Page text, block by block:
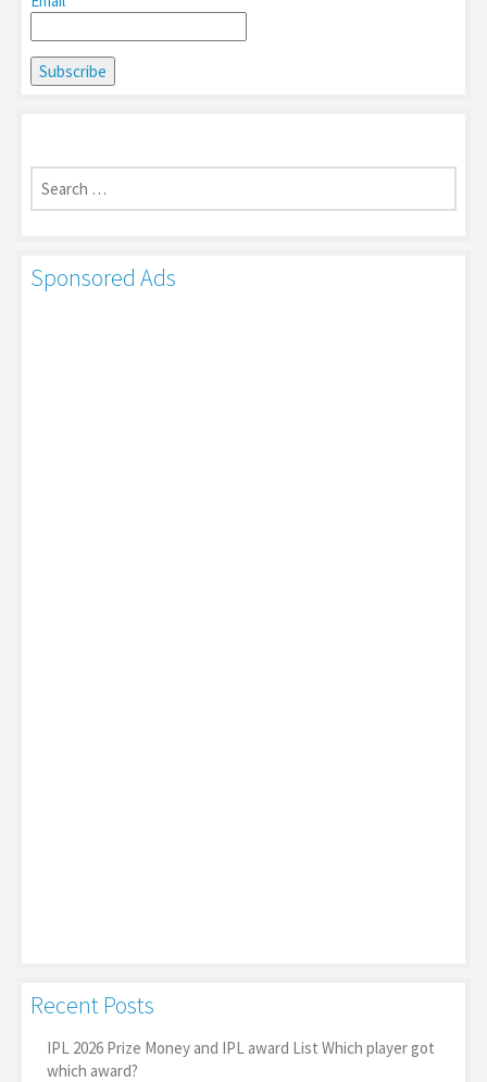
Search
for:
Sponsored Ads
Recent Posts
IPL 2026 Prize Money and IPL award List Which player got
which award?